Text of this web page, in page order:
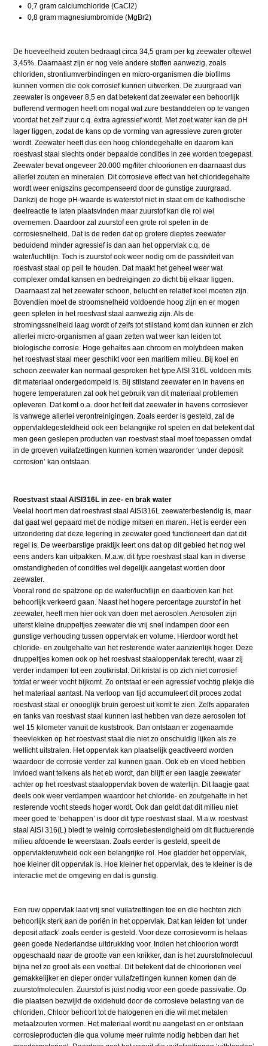
0,7 gram calciumchloride (CaCl2)
0,8 gram magnesiumbromide (MgBr2)
De hoeveelheid zouten bedraagt circa 34,5 gram per kg zeewater oftewel
3,45%. Daarnaast zijn er nog vele andere stoffen aanwezig, zoals
chloriden, strontiumverbindingen en micro-organismen die biofilms
kunnen vormen die ook corrosief kunnen uitwerken. De zuurgraad van
zeewater is ongeveer 8,5 en dat betekent dat zeewater een behoorlijk
bufferend vermogen heeft om nogal wat zure bestanddelen op te vangen
voordat het zelf zuur c.q. extra agressief wordt. Met zoet water kan de pH
lager liggen, zodat de kans op de vorming van agressieve zuren groter
wordt. Zeewater heeft dus een hoog chloridegehalte en daarom kan
roestvast staal slechts onder bepaalde condities in zee worden toegepast.
Zeewater bevat ongeveer 20.000 mg/liter chloorionen en daarnaast dus
allerlei zouten en mineralen. Dit corrosieve effect van het chloridegehalte
wordt weer enigszins gecompenseerd door de gunstige zuurgraad.
Dankzij de hoge pH-waarde is waterstof niet in staat om de kathodische
deelreactie te laten plaatsvinden maar zuurstof kan die rol wel
overnemen. Daardoor zal zuurstof een grote rol spelen in de
corrosiesnelheid. Dat is de reden dat op grotere dieptes zeewater
beduidend minder agressief is dan aan het oppervlak c.q. de
water/luchtlijn. Toch is zuurstof ook weer nodig om de passiviteit van
roestvast staal op peil te houden. Dat maakt het geheel weer wat
complexer omdat kansen en bedreigingen zo dicht bij elkaar liggen.
Daarnaast zal het zeewater schoon, belucht en relatief koel moeten zijn.
Bovendien moet de stroomsnelheid voldoende hoog zijn en er mogen
geen spleten in het roestvast staal aanwezig zijn. Als de
stromingssnelheid laag wordt of zelfs tot stilstand komt dan kunnen er zich
allerlei micro-organismen af gaan zetten wat weer kan leiden tot
biologische corrosie. Hoge gehaltes aan chroom en molybdeen maken
het roestvast staal meer geschikt voor een maritiem milieu. Bij koel en
schoon zeewater kan normaal gesproken het type AISI 316L voldoen mits
dit materiaal ondergedompeld is. Bij stilstand zeewater en in havens en
hogere temperaturen zal ook het gebruik van dit materiaal problemen
opleveren. Dat komt o.a. door het feit dat zeewater in havens corrosiever
is vanwege allerlei verontreinigingen. Zoals eerder is gesteld, zal de
oppervlaktegesteldheid ook een belangrijke rol spelen en dat betekent dat
men geen geslepen producten van roestvast staal moet toepassen omdat
in de groeven vuilafzettingen kunnen komen waaronder ‘under deposit
corrosion’ kan ontstaan.
Roestvast staal AISI316L in zee- en brak water
Veelal hoort men dat roestvast staal AISI316L zeewaterbestendig is, maar
dat gaat wel gepaard met de nodige mitsen en maren. Het is eerder een
uitzondering dat deze legering in zeewater goed functioneert dan dat dit
regel is. De weerbarstige praktijk leert ons dat op dit gebied het nog wel
eens anders kan uitpakken. M.a.w. dit type roestvast staal kan in diverse
omstandigheden of condities wel degelijk aangetast worden door
zeewater.
Vooral rond de spatzone op de water/luchtlijn en daarboven kan het
behoorlijk verkeerd gaan. Naast het hogere percentage zuurstof in het
zeewater, heeft men hier ook van doen met aerosolen. Aerosolen zijn
uiterst kleine druppeltjes zeewater die vrij snel indampen door een
gunstige verhouding tussen oppervlak en volume. Hierdoor wordt het
chloride- en zoutgehalte van het resterende water aanzienlijk hoger. Deze
druppeltjes komen ook op het roestvast staaloppervlak terecht, waar zij
verder indampen tot een zoutkristal. Dit kristal is op zich niet corrosief
totdat er weer vocht bijkomt. Zo ontstaat er een agressief vochtig plekje die
het materiaal aantast. Na verloop van tijd accumuleert dit proces zodat
roestvast staal er onooglijk bruin geroest uit komt te zien. Zelfs apparaten
en tanks van roestvast staal kunnen last hebben van deze aerosolen tot
wel 15 kilometer vanuit de kuststrook. Dan ontstaan er zogenaamde
theevlekken op het roestvast staal die niet zo onschuldig lijken als ze
wellicht uitstralen. Het oppervlak kan plaatselijk geactiveerd worden
waardoor de corrosie verder zal kunnen gaan. Ook eb en vloed hebben
invloed want telkens als het eb wordt, dan blijft er een laagje zeewater
achter op het roestvast staaloppervlak boven de waterlijn. Dit laagje gaat
deels ook weer verdampen waardoor het chloride- en zoutgehalte in het
resterende vocht steeds hoger wordt. Ook dan geldt dat dit milieu niet
meer goed te ‘behappen’ is door dit type roestvast staal. M.a.w. roestvast
staal AISI 316(L) biedt te weinig corrosiebestendigheid om dit fluctuerende
milieu afdoende te weerstaan. Zoals eerder is gesteld, speelt de
oppervlakteruwheid ook een belangrijke rol. Hoe gladder het oppervlak,
hoe kleiner dit oppervlak is. Hoe kleiner het oppervlak, des te kleiner is de
interactie met de omgeving en dat is gunstig.
Een ruw oppervlak laat vrij snel vuilafzettingen toe en die hechten zich
behoorlijk sterk aan de poriën in het oppervlak. Dat kan leiden tot ‘under
deposit attack’ zoals eerder is gesteld. Voor deze corrosievorm is helaas
geen goede Nederlandse uitdrukking voor. Indien het chloorion wordt
opgeschaald naar de grootte van een knikker, dan is het zuurstofmolecuul
bijna net zo groot als een voetbal. Dit betekent dat de chloorionen veel
gemakkelijker en dieper onder vuilafzettingen kunnen komen dan de
zuurstofmoleculen. Zuurstof is juist nodig voor een goede passivatie. Op
die plaatsen bezwijkt de oxidehuid door de corrosieve belasting van de
chloriden. Chloor behoort tot de halogenen en die wil met metalen
metaalzouten vormen. Het materiaal wordt nu aangetast en er ontstaan
corrosieproducten die qua volume meer ruimte nodig hebben dan het